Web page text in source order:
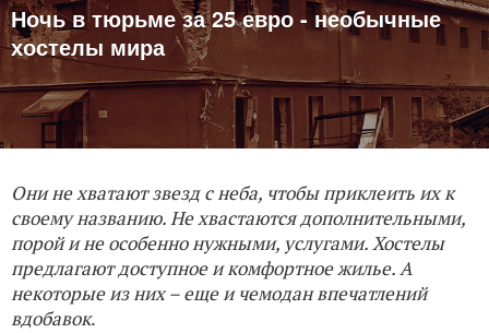
Ночь в тюрьме за 25 евро - необычные
хостелы мира
Они не хватают звезд с неба, чтобы приклеить их к
своему названию. Не хвастаются дополнительными,
порой и не особенно нужными, услугами. Хостелы
предлагают доступное и комфортное жилье. А
некоторые из них – еще и чемодан впечатлений
вдобавок.